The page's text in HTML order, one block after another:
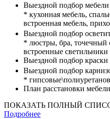
Выездной подбор мебели
* кухонная мебель,
встроенная мебель,
Выездной подбор
* люстры, бра, точечный
встроенные светильники
Выездной подбор краски
Выездной подбор
*
План расстановки мебели
ПОКАЗАТЬ ПОЛНЫЙ
Подробнее